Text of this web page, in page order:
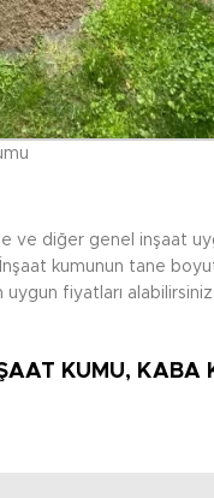
ve diğer genel inşaat
İnşaat kumunun tane
uygun fiyatları
KUMU, KABA